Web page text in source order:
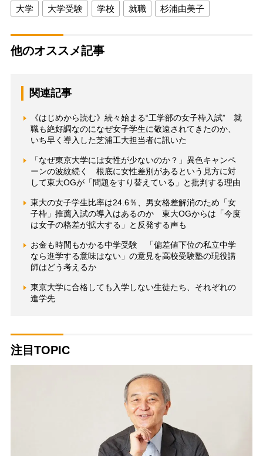
大学 大学受験 学校 就職 杉浦由美子
他のオススメ記事
関連記事
《はじめから読む》続々始まる“工学部の女子枠入試” 就
職も絶好調なのになぜ女子学生に敬遠されてきたのか、
いち早く導入した芝浦工大担当者に訊いた
「なぜ東京大学には女性が少ないのか？」異色キャンペ
ーンの波紋続く 根底に女性差別があるという見方に対
して東大OGが「問題をすり替えている」と批判する理由
東大の女子学生比率は24.6％、男女格差解消のため「女
子枠」推薦入試の導入はあるのか 東大OGからは「今度
は女子の格差が拡大する」と反発する声も
お金も時間もかかる中学受験 「偏差値下位の私立中学
なら進学する意味はない」の意見を高校受験塾の現役講
師はどう考えるか
東京大学に合格しても入学しない生徒たち、それぞれの
進学先
注目TOPIC